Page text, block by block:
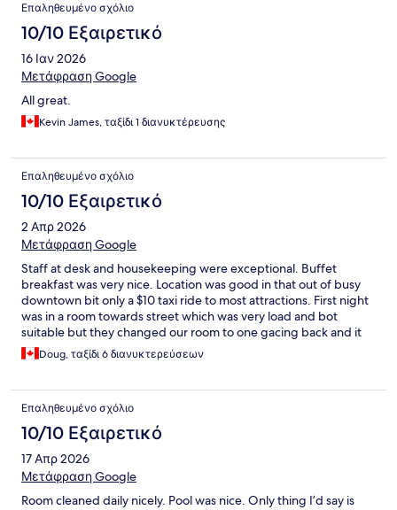
Επαληθευμένο σχόλιο
10/10 Εξαιρετικό
16 Ιαν 2026
Μετάφραση Google
All great.
Kevin James, ταξίδι 1 διανυκτέρευσης
Επαληθευμένο σχόλιο
10/10 Εξαιρετικό
2 Απρ 2026
Μετάφραση Google
Staff at desk and housekeeping were exceptional. Buffet
breakfast was very nice. Location was good in that out of busy
downtown bit only a $10 taxi ride to most attractions. First night
was in a room towards street which was very load and bot
suitable but they changed our room to one gacing back and it
was fine.Doug, ταξίδι 6 διανυκτερεύσεων
Επαληθευμένο σχόλιο
10/10 Εξαιρετικό
17 Απρ 2026
Μετάφραση Google
Room cleaned daily nicely. Pool was nice. Only thing I’d say is